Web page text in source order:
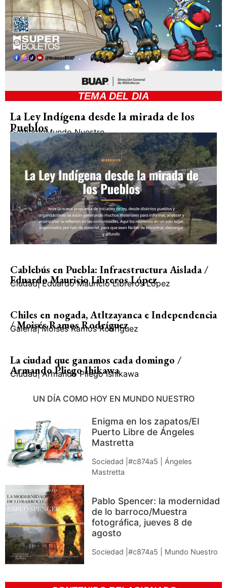
TEMA DEL DIA
La Ley Indígena desde la mirada de los
Pueblos
GobiernoMundo Nuestro
Cablebús en Puebla: Infraestructura Aislada /
Eduardo Mauricio Libreros López
Ciudad| Eduardo Mauricio Libreros López
Chiles en nogada, Atltzayanca e Independencia
/ Moisés Ramos Rodríguez
Galería| Moisés Ramos Rodríguez
La ciudad que ganamos cada domingo /
Armando Pliego Ihikawa
Ciudad| Armando Pliego Ishikawa
UN DÍA COMO HOY EN MUNDO NUESTRO
Enigma en los zapatos/El
Puerto Libre de Ángeles
Mastretta
Sociedad |#c874a5 | Ángeles
Mastretta
Pablo Spencer: la modernidad
de lo barroco/Muestra
fotográfica, jueves 8 de
agosto
Sociedad |#c874a5 | Mundo Nuestro